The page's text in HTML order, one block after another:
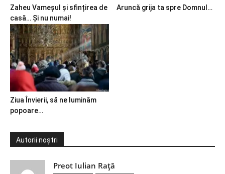
Zaheu Vameșul și sfințirea de
casă… Și nu numai!
Aruncă grija ta spre Domnul…
Ziua Învierii, să ne luminăm
popoare…
Autorii noștri
Preot Iulian Raţă